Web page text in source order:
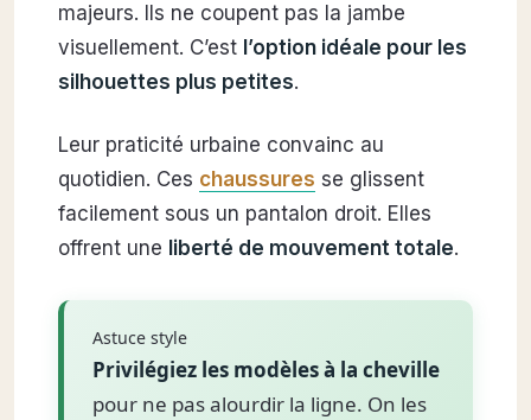
majeurs. Ils ne coupent pas la jambe
visuellement. C’est l’option idéale pour les
silhouettes plus petites.
Leur praticité urbaine convainc au
quotidien. Ces chaussures se glissent
facilement sous un pantalon droit. Elles
offrent une liberté de mouvement totale.
Astuce style
Privilégiez les modèles à la cheville
pour ne pas alourdir la ligne. On les